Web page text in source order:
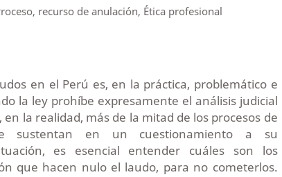
recurso de anulación, Ética profesional
en el Perú es, en la práctica, problemático e
la ley prohíbe expresamente el análisis judicial
la realidad, más de la mitad de los procesos de
sustentan en un cuestionamiento a su
es esencial entender cuáles son los
que hacen nulo el laudo, para no cometerlos.